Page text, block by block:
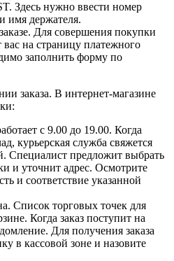
Здесь нужно ввести номер
имя держателя.
Для совершения покупки
вас на страницу платежного
заполнить форму по
заказа. В интернет-магазине
с 9.00 до 19.00. Когда
курьерская служба свяжется
Специалист предложит выбрать
и уточнит адрес. Осмотрите
и соответствие указанной
Список торговых точек для
Когда заказ поступит на
Для получения заказа
в кассовой зоне и назовите